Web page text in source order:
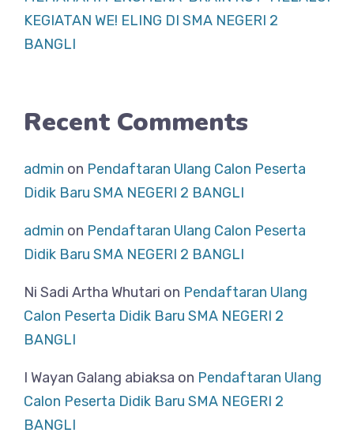
KEGIATAN WE! ELING DI SMA NEGERI 2
BANGLI
Recent Comments
admin on Pendaftaran Ulang Calon Peserta
Didik Baru SMA NEGERI 2 BANGLI
admin on Pendaftaran Ulang Calon Peserta
Didik Baru SMA NEGERI 2 BANGLI
Ni Sadi Artha Whutari on Pendaftaran Ulang
Calon Peserta Didik Baru SMA NEGERI 2
BANGLI
I Wayan Galang abiaksa on Pendaftaran Ulang
Calon Peserta Didik Baru SMA NEGERI 2
BANGLI